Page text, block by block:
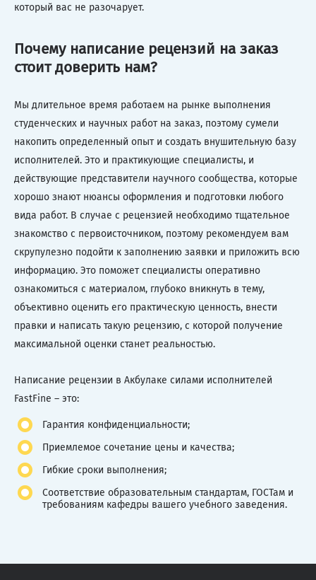
который вас не разочарует.
Почему написание рецензий на заказ
стоит доверить нам?
Мы длительное время работаем на рынке выполнения
студенческих и научных работ на заказ, поэтому сумели
накопить определенный опыт и создать внушительную базу
исполнителей. Это и практикующие специалисты, и
действующие представители научного сообщества, которые
хорошо знают нюансы оформления и подготовки любого
вида работ. В случае с рецензией необходимо тщательное
знакомство с первоисточником, поэтому рекомендуем вам
скрупулезно подойти к заполнению заявки и приложить всю
информацию. Это поможет специалисты оперативно
ознакомиться с материалом, глубоко вникнуть в тему,
объективно оценить его практическую ценность, внести
правки и написать такую рецензию, с которой получение
максимальной оценки станет реальностью.
Написание рецензии в Акбулаке силами исполнителей
FastFine – это:
Гарантия конфиденциальности;
Приемлемое сочетание цены и качества;
Гибкие сроки выполнения;
Соответствие образовательным стандартам, ГОСТам и
требованиям кафедры вашего учебного заведения.